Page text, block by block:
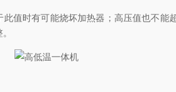
时有可能烧坏加热器；高压值也不能